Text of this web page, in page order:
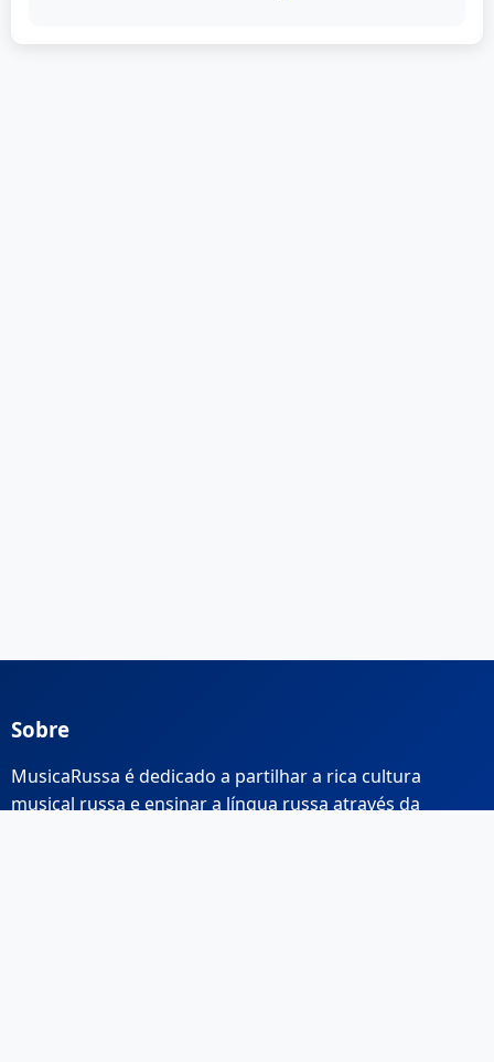
Sobre
MusicaRussa é dedicado a partilhar a rica cultura
musical russa e ensinar a língua russa através da